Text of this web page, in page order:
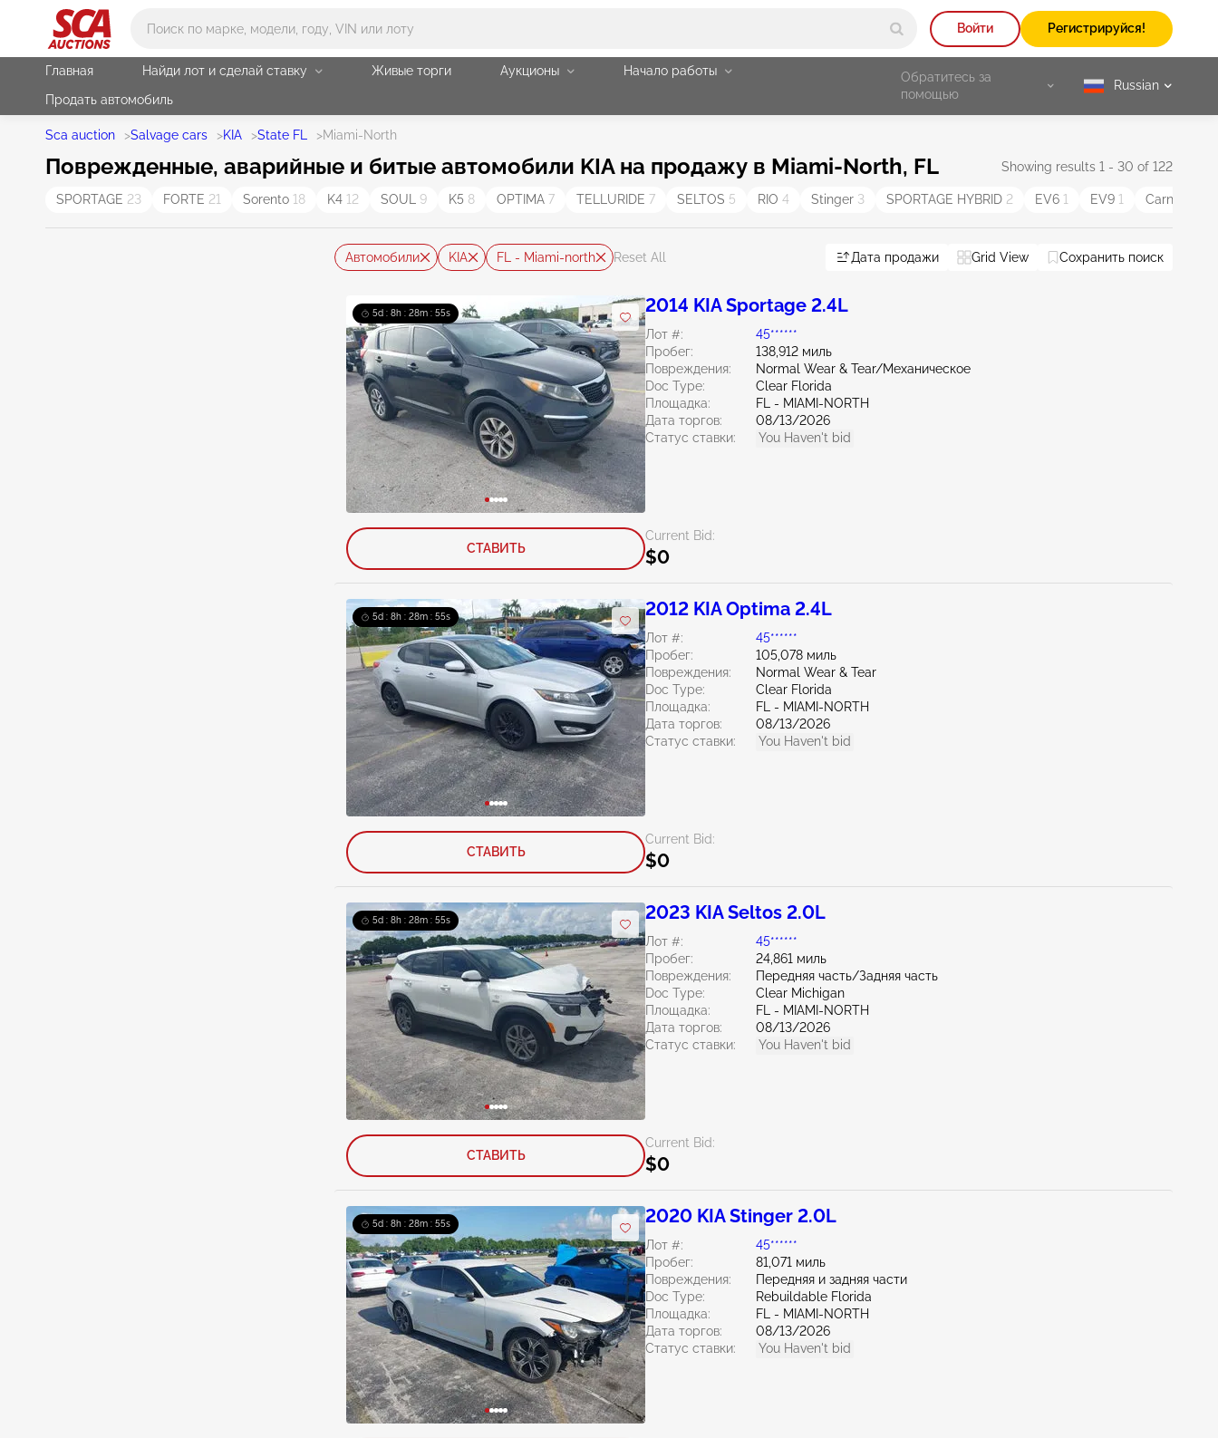
Войти Регистрируйся!
Главная Найди лот и сделай ставку Живые торги Аукционы
Начало работы
Продать автомобиль
Обратитесь за
помощью
selected
Russian
Sca auction >Salvage cars >KIA >State FL >Miami-North
Поврежденные, аварийные и битые автомобили KIA на продажу в Miami-North, FL Showing results 1 - 30 of 122
SPORTAGE 23 FORTE 21 Sorento 18 K4 12 SOUL 9 K5 8 OPTIMA 7 TELLURIDE 7 SELTOS 5 RIO 4 Stinger 3 SPORTAGE HYBRID 2 EV6 1 EV9 1 Carnival
Автомобили KIA FL - Miami-north Reset All Дата продажи Grid View Сохранить поиск
5d : 8h : 28m : 54s 2014 KIA Sportage 2.4L
Лот #:
45******
Пробег:
138,912 миль
Повреждения:
Normal Wear & Tear/Механическое
Doc Type:
Clear Florida
Площадка:
FL - MIAMI-NORTH
Дата торгов:
08/13/2026
Статус ставки:
You Haven't bid
Current Bid:
$0
СТАВИТЬ
5d : 8h : 28m : 54s 2012 KIA Optima 2.4L
Лот #:
45******
Пробег:
105,078 миль
Повреждения:
Normal Wear & Tear
Doc Type:
Clear Florida
Площадка:
FL - MIAMI-NORTH
Дата торгов:
08/13/2026
Статус ставки:
You Haven't bid
Current Bid:
$0
СТАВИТЬ
5d : 8h : 28m : 54s 2023 KIA Seltos 2.0L
Лот #:
45******
Пробег:
24,861 миль
Повреждения:
Передняя часть/Задняя часть
Doc Type:
Clear Michigan
Площадка:
FL - MIAMI-NORTH
Дата торгов:
08/13/2026
Статус ставки:
You Haven't bid
Current Bid:
$0
СТАВИТЬ
5d : 8h : 28m : 54s 2020 KIA Stinger 2.0L
Лот #:
45******
Пробег:
81,071 миль
Повреждения:
Передняя и задняя части
Doc Type:
Rebuildable Florida
Площадка:
FL - MIAMI-NORTH
Дата торгов:
08/13/2026
Статус ставки:
You Haven't bid